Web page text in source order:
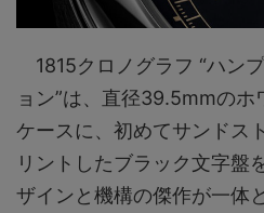
1815クロノグラフ “ハン
ョン”は、直径39.5mmの
ケースに、初めてサンドス
リントしたブラック文字盤
ザインと機構の傑作が一体